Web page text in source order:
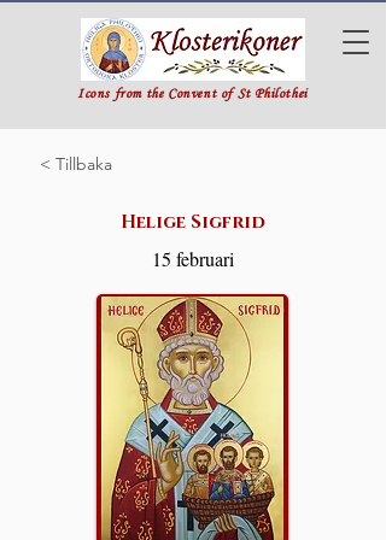
Icons from the Convent of St Philothei
< Tillbaka
Helige Sigfrid
15 februari